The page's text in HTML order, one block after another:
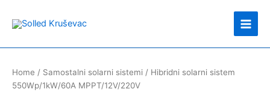
Main
Home / Samostalni solarni sistemi / Hibridni solarni sistem
550Wp/1kW/60A MPPT/12V/220V
sistem
550Wp/1kW/60A